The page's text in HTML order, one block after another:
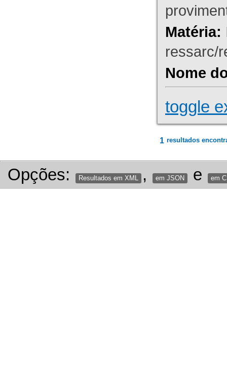
Matéria:
ressarc/
Nome
toggle
1 resultados
Opções: Resultados em XML , em JSON e em